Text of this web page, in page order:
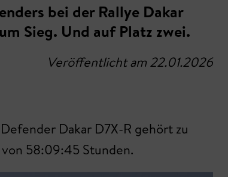
bei der Rallye Dakar
Sieg. Und auf Platz zwei.
Veröffentlicht am 22.01.2026
Dakar D7X-R gehört zu
58:09:45 Stunden.